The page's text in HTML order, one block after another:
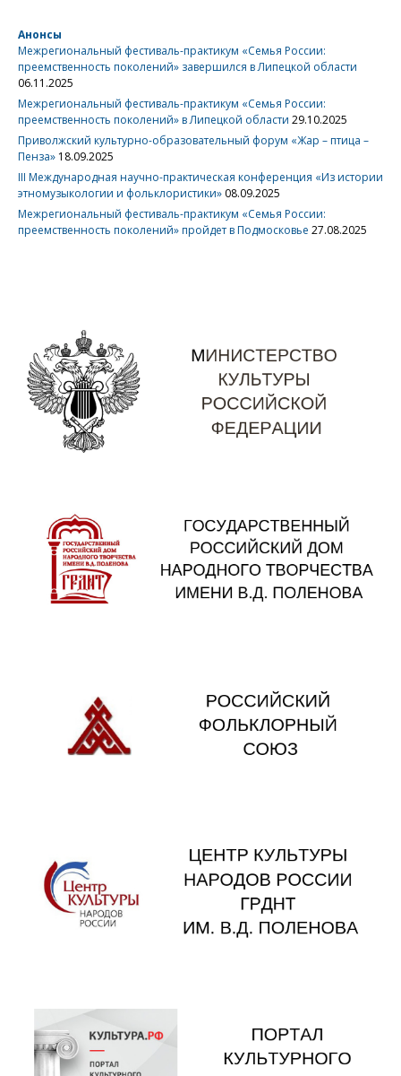
Анонсы
Межрегиональный фестиваль-практикум «Семья России:
преемственность поколений» завершился в Липецкой области
06.11.2025
Межрегиональный фестиваль-практикум «Семья России:
преемственность поколений» в Липецкой области 29.10.2025
Приволжский культурно-образовательный форум «Жар – птица –
Пенза» 18.09.2025
III Международная научно-практическая конференция «Из истории
этномузыкологии и фольклористики» 08.09.2025
Межрегиональный фестиваль-практикум «Семья России:
преемственность поколений» пройдет в Подмосковье 27.08.2025